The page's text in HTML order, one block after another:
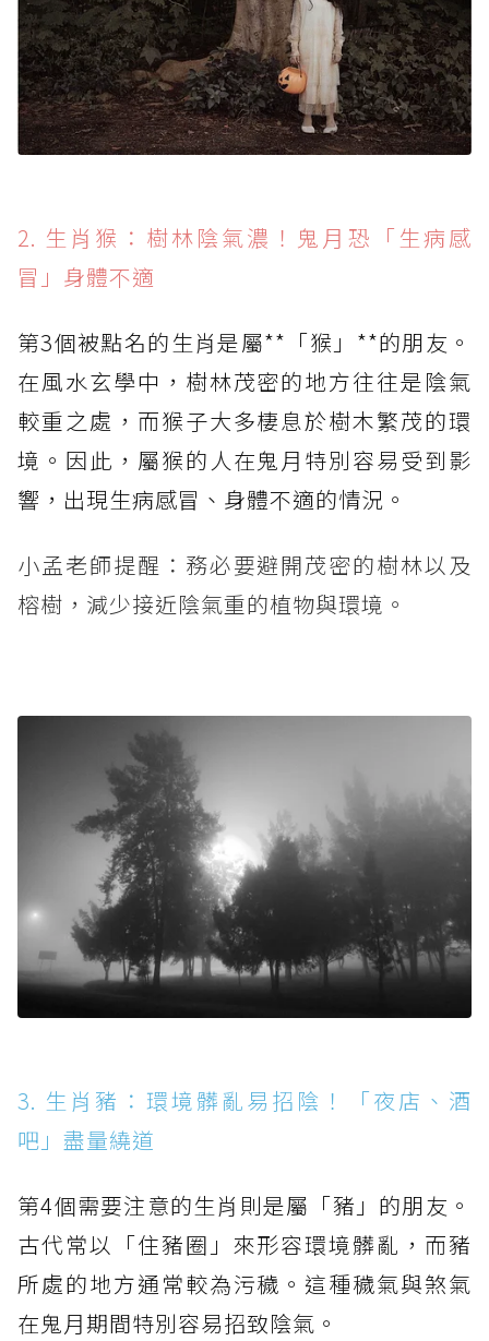
2. 生肖猴：樹林陰氣濃！鬼月恐「生病感
冒」身體不適
第3個被點名的生肖是屬**「猴」**的朋友。
在風水玄學中，樹林茂密的地方往往是陰氣
較重之處，而猴子大多棲息於樹木繁茂的環
境。因此，屬猴的人在鬼月特別容易受到影
響，出現生病感冒、身體不適的情況。
小孟老師提醒：務必要避開茂密的樹林以及
榕樹，減少接近陰氣重的植物與環境。
3. 生肖豬：環境髒亂易招陰！「夜店、酒
吧」盡量繞道
第4個需要注意的生肖則是屬「豬」的朋友。
古代常以「住豬圈」來形容環境髒亂，而豬
所處的地方通常較為污穢。這種穢氣與煞氣
在鬼月期間特別容易招致陰氣。